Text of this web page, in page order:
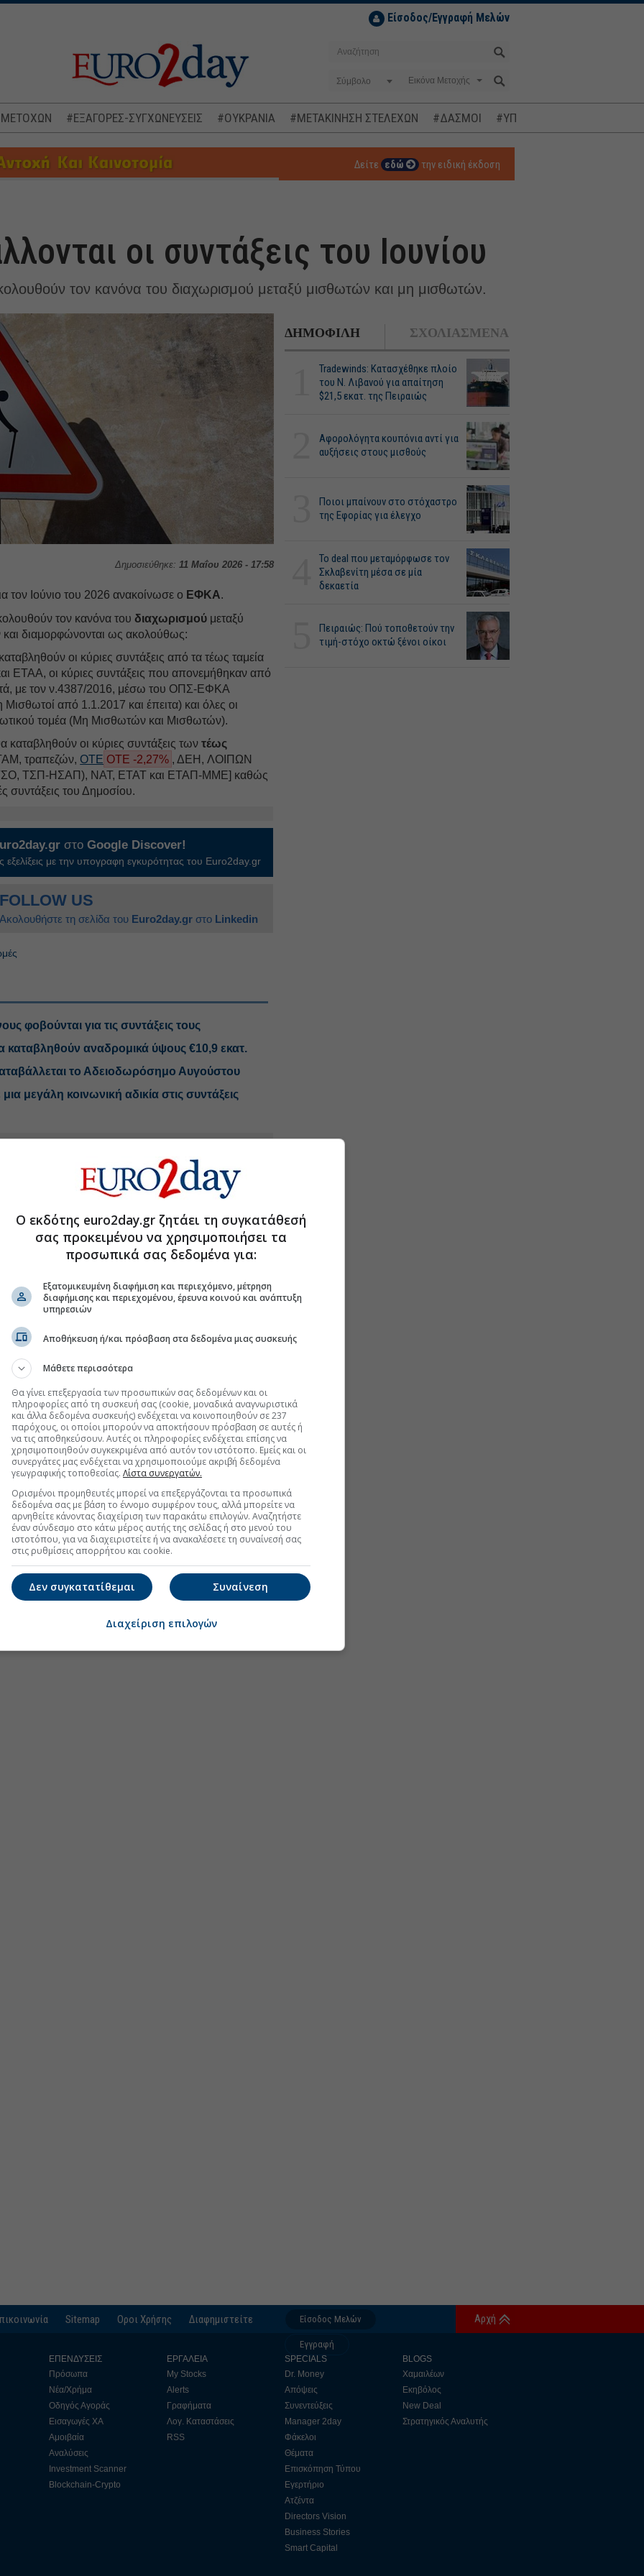
Είσοδος/Εγγραφή Μελών
Σύμβολο
ΜΕΤΟΧΩΝ #ΕΞΑΓΟΡΕΣ-ΣΥΓΧΩΝΕΥΣΕΙΣ #ΟΥΚΡΑΝΙΑ #ΜΕΤΑΚΙΝΗΣΗ ΣΤΕΛΕΧΩΝ #ΔΑΣΜΟΙ #ΥΠΟΚΛΟΠΕΣ
Δείτε εδώ την ειδική έκδοση
οι συντάξεις του Ιουνίου
τον κανόνα του διαχωρισμού μεταξύ μισθωτών και μη μισθωτών.
Δημοσιεύθηκε: 11 Μαΐου 2026 - 17:58
τον Ιούνιο του 2026 ανακοίνωσε ο ΕΦΚΑ.
τον κανόνα τουδιαχωρισμού μεταξύ
διαμορφώνονται ως ακολούθως:
οι κύριες συντάξεις από τα τέως ταμεία
ΕΤΑΑ, οι κύριες συντάξεις που απονεμήθηκαν από
με τον ν.4387/2016, μέσω του ΟΠΣ-ΕΦΚΑ
από 1.1.2017 και έπειτα) και όλες οι
τομέα (Μη Μισθωτών και Μισθωτών).
οι κύριες συντάξεις τωντέως
τραπεζών, ΟΤΕ ΟΤΕ -2,27% , ΔΕH, ΛΟΙΠΩΝ
ΤΣΠ-ΗΣΑΠ), ΝΑΤ, ΕΤΑΤ και ΕΤΑΠ-ΜΜΕ] καθώς
συντάξεις του Δημοσίου.
στοGoogle Discover!
εξελίξεις με την υπογραφη εγκυρότητας του Euro2day.gr
FOLLOW US
Ακολουθήστε τη σελίδα του Euro2day.gr στο Linkedin
φοβούνται για τις συντάξεις τους
καταβληθούν αναδρομικά ύψους €10,9 εκατ.
το Αδειοδωρόσημο Αυγούστου
μεγάλη κοινωνική αδικία στις συντάξεις
στο Discover
ΔΗΜΟΦΙΛΗ ΣΧΟΛΙΑΣΜΕΝΑ
Tradewinds: Κατασχέθηκε πλοίο
του Ν. Λιβανού για απαίτηση
$21,5 εκατ. της Πειραιώς
Αφορολόγητα κουπόνια αντί για
αυξήσεις στους μισθούς
Ποιοι μπαίνουν στο στόχαστρο
της Εφορίας για έλεγχο
Το deal που μεταμόρφωσε τον
Σκλαβενίτη μέσα σε μία
δεκαετία
Πειραιώς: Πού τοποθετούν την
τιμή-στόχο οκτώ ξένοι οίκοι
Sitemap Οροι Χρήσης Διαφημιστείτε Είσοδος Μελών
Εγγραφή
Αρχή
ΕΠΕΝΔΥΣΕΙΣ
Πρόσωπα
Νέα/Χρήμα
Οδηγός Αγοράς
Εισαγωγές ΧΑ
Αμοιβαία
Αναλύσεις
Investment Scanner
Blockchain-Crypto
ΕΡΓΑΛΕΙΑ
My Stocks
Alerts
Γραφήματα
Λογ. Καταστάσεις
RSS
SPECIALS
Dr. Money
Απόψεις
Συνεντεύξεις
Manager 2day
Φάκελοι
Θέματα
Επισκόπηση Τύπου
Εγερτήριο
Ατζέντα
Directors Vision
Business Stories
Smart Capital
BLOGS
Χαμαιλέων
Εκηβόλος
New Deal
Στρατηγικός Αναλυτής
Ο εκδότης euro2day.gr ζητάει τη συγκατάθεσή
σας προκειμένου να χρησιμοποιήσει τα
προσωπικά σας δεδομένα για:
Εξατομικευμένη διαφήμιση και περιεχόμενο, μέτρηση
διαφήμισης και περιεχομένου, έρευνα κοινού και ανάπτυξη
υπηρεσιών
Αποθήκευση ή/και πρόσβαση στα δεδομένα μιας συσκευής
Μάθετε περισσότερα
Θα γίνει επεξεργασία των προσωπικών σας δεδομένων και οι
πληροφορίες από τη συσκευή σας (cookie, μοναδικά αναγνωριστικά
και άλλα δεδομένα συσκευής) ενδέχεται να κοινοποιηθούν σε 237
παρόχους, οι οποίοι μπορούν να αποκτήσουν πρόσβαση σε αυτές ή
να τις αποθηκεύσουν. Αυτές οι πληροφορίες ενδέχεται επίσης να
χρησιμοποιηθούν συγκεκριμένα από αυτόν τον ιστότοπο. Εμείς και οι
συνεργάτες μας ενδέχεται να χρησιμοποιούμε ακριβή δεδομένα
γεωγραφικής τοποθεσίας. Λίστα συνεργατών.
Ορισμένοι προμηθευτές μπορεί να επεξεργάζονται τα προσωπικά
δεδομένα σας με βάση το έννομο συμφέρον τους, αλλά μπορείτε να
αρνηθείτε κάνοντας διαχείριση των παρακάτω επιλογών. Αναζητήστε
έναν σύνδεσμο στο κάτω μέρος αυτής της σελίδας ή στο μενού του
ιστοτόπου, για να διαχειριστείτε ή να ανακαλέσετε τη συναίνεσή σας
στις ρυθμίσεις απορρήτου και cookie.
Συναίνεση
Δεν συγκατατίθεμαι
Διαχείριση επιλογών